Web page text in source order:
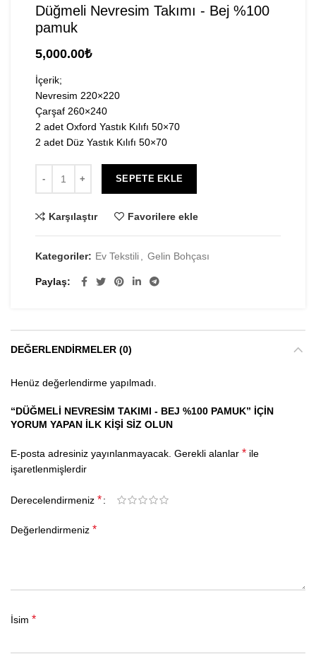
Düğmeli Nevresim Takımı - Bej %100
pamuk
5,000.00₺
İçerik;
Nevresim 220×220
Çarşaf 260×240
2 adet Oxford Yastık Kılıfı 50×70
2 adet Düz Yastık Kılıfı 50×70
SEPETE EKLE
Karşılaştır Favorilere ekle
Kategoriler: Ev Tekstili, Gelin Bohçası
Paylaş
DEĞERLENDIRMELER (0)
Henüz değerlendirme yapılmadı.
“DÜĞMELI NEVRESIM TAKIMI - BEJ %100 PAMUK” IÇIN
YORUM YAPAN ILK KIŞI SIZ OLUN
E-posta adresiniz yayınlanmayacak. Gerekli alanlar * ile
işaretlenmişlerdir
Derecelendirmeniz *
Değerlendirmeniz *
İsim *